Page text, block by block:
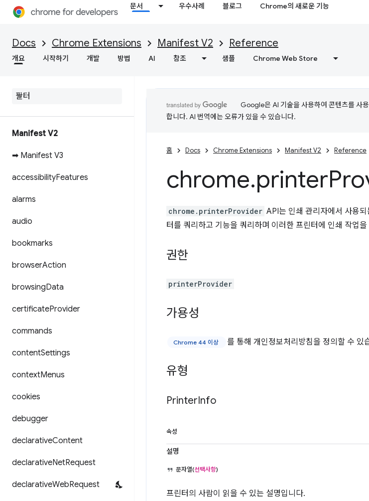
문서 우수사례 블로그 Chrome의 새로운 기능
Docs Chrome Extensions Manifest V2 Reference
개요 시작하기 개발 방법 AI 참조 샘플 Chrome Web Store
Manifest V2
➡ Manifest V3
accessibilityFeatures
alarms
audio
bookmarks
browserAction
browsingData
certificateProvider
commands
contentSettings
contextMenus
cookies
debugger
declarativeContent
declarativeNetRequest
declarativeWebRequest
Google은 AI 기술을 사용하여 콘텐츠를 사
합니다. AI 번역에는 오류가 있을 수 있습니다.
홈 Docs Chrome Extensions Manifest V2 Reference
chrome.printer
chrome.printerProvider API는 인쇄 관리자에서 사용
터를 쿼리하고 기능을 쿼리하며 이러한 프린터에 인쇄 작업
권한
printerProvider
가용성
Chrome 44 이상 를 통해 개인정보처리방침을 정의할 수 있
유형
PrinterInfo
속성
설명
문자열(선택사항)
프린터의 사람이 읽을 수 있는 설명입니다.